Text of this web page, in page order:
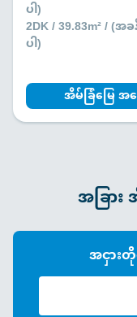
ပါ)
2DK / 39.83m² / (
ပါ)
အိမ်ခြံမြေ
အခြား
အငှား